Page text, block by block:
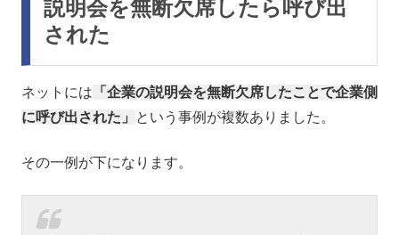
説明会を無断欠席したら呼び出
された
ネットには 「企業の説明会を無断欠席したことで企業側
に呼び出された」
という事例が複数ありました。
その一例が下になります。